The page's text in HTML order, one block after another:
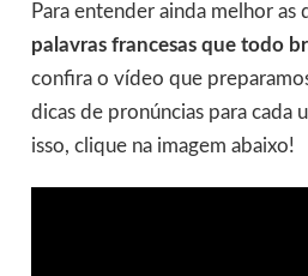
Para entender ainda melhor as
palavras francesas que todo
confira o vídeo que
dicas de pronúncias para cada
isso, clique na imagem abaixo!